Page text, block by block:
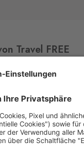
Travel FREE